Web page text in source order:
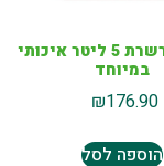
שמן לשרשרת 5 ליטר איכותי
במיוחד
₪176.90
הוספה לסל